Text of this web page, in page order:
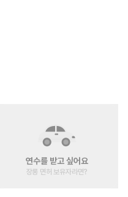
연수를 받고 싶어요
장롱 면허 보유자라면?